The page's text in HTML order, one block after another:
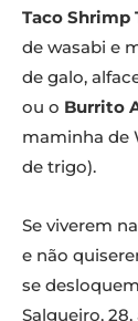
Taco Shrimp
de wasabi e
de galo,
ou o Burrito
maminha de
de trigo).
Se viverem
e não
se
Salgueiro,